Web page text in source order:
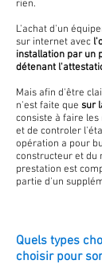
rien.
L'achat d'un
sur internet avec
installation par un
détenant
Mais afin d'être
n'est faite que sur
consiste à faire
et de controler
opération a pour
constructeur et du
prestation est
partie d'un
Quels types
choisir pour